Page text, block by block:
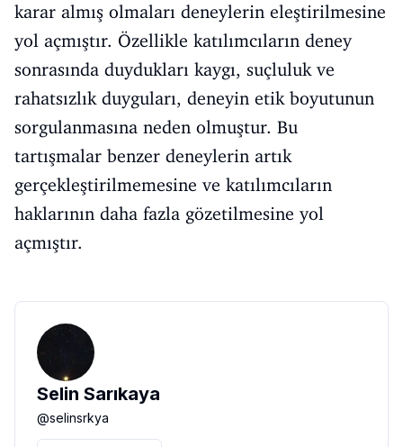
karar almış olmaları deneylerin eleştirilmesine
yol açmıştır. Özellikle katılımcıların deney
sonrasında duydukları kaygı, suçluluk ve
rahatsızlık duyguları, deneyin etik boyutunun
sorgulanmasına neden olmuştur. Bu
tartışmalar benzer deneylerin artık
gerçekleştirilmemesine ve katılımcıların
haklarının daha fazla gözetilmesine yol
açmıştır.
Selin Sarıkaya
@selinsrkya